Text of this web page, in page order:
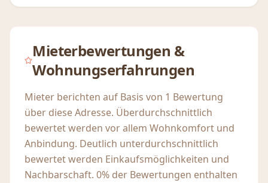
Mieterbewertungen &
Wohnungserfahrungen
Mieter berichten auf Basis von 1 Bewertung
über diese Adresse. Überdurchschnittlich
bewertet werden vor allem Wohnkomfort und
Anbindung. Deutlich unterdurchschnittlich
bewertet werden Einkaufsmöglichkeiten und
Nachbarschaft. 0% der Bewertungen enthalten